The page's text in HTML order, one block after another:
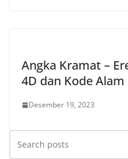
Angka Kramat –
4D dan Kode Alam
Desember 19, 2023